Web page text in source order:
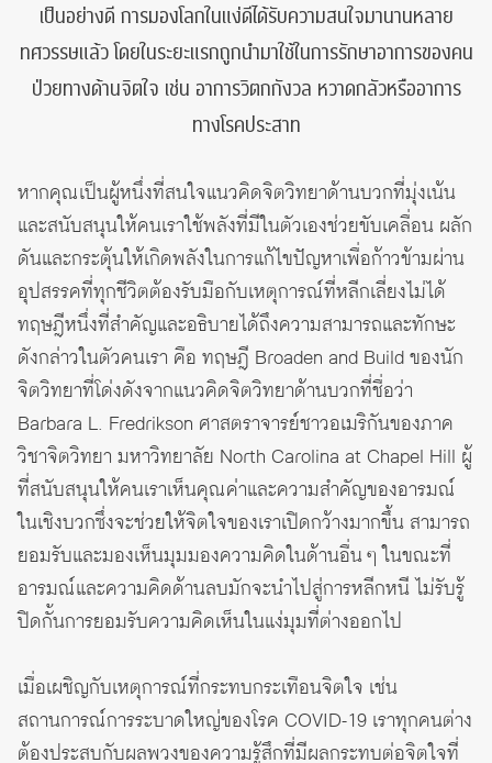
เป็นอย่างดี การมองโลกในแง่ดีได้รับความสนใจมานานหลาย
ทศวรรษแล้ว โดยในระยะแรกถูกนำมาใช้ในการรักษาอาการของคน
ป่วยทางด้านจิตใจ เช่น อาการวิตกกังวล หวาดกลัวหรืออาการ
ทางโรคประสาท
หากคุณเป็นผู้หนึ่งที่สนใจแนวคิดจิตวิทยาด้านบวกที่มุ่งเน้น
และสนับสนุนให้คนเราใช้พลังที่มีในตัวเองช่วยขับเคลื่อน ผลัก
ดันและกระตุ้นให้เกิดพลังในการแก้ไขปัญหาเพื่อก้าวข้ามผ่าน
อุปสรรคที่ทุกชีวิตต้องรับมือกับเหตุการณ์ที่หลีกเลี่ยงไม่ได้
ทฤษฎีหนึ่งที่สำคัญและอธิบายได้ถึงความสามารถและทักษะ
ดังกล่าวในตัวคนเรา คือ ทฤษฎี Broaden and Build ของนัก
จิตวิทยาที่โด่งดังจากแนวคิดจิตวิทยาด้านบวกที่ชื่อว่า
Barbara L. Fredrikson ศาสตราจารย์ชาวอเมริกันของภาค
วิชาจิตวิทยา มหาวิทยาลัย North Carolina at Chapel Hill ผู้
ที่สนับสนุนให้คนเราเห็นคุณค่าและความสำคัญของอารมณ์
ในเชิงบวกซึ่งจะช่วยให้จิตใจของเราเปิดกว้างมากขึ้น สามารถ
ยอมรับและมองเห็นมุมมองความคิดในด้านอื่น ๆ ในขณะที่
อารมณ์และความคิดด้านลบมักจะนำไปสู่การหลีกหนี ไม่รับรู้
ปิดกั้นการยอมรับความคิดเห็นในแง่มุมที่ต่างออกไป
เมื่อเผชิญกับเหตุการณ์ที่กระทบกระเทือนจิตใจ เช่น
สถานการณ์การระบาดใหญ่ของโรค COVID-19 เราทุกคนต่าง
ต้องประสบกับผลพวงของความรู้สึกที่มีผลกระทบต่อจิตใจที่